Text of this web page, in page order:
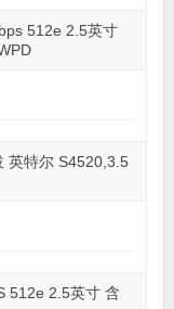
512e 2.5英寸
英特尔 S4520,3.5
512e 2.5英寸 含